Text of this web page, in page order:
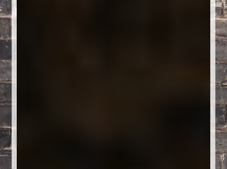
Créations sur commande
Fourchette
Huître
La philosophie